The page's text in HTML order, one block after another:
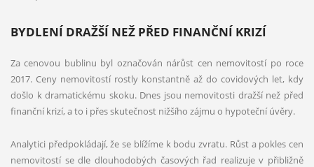
BYDLENÍ DRAŽŠÍ NEŽ PŘED FINANČNÍ KRIZÍ
Za cenovou bublinu byl označován nárůst cen nemovitostí po roce
2017. Ceny nemovitostí rostly konstantně až do covidových let, kdy
došlo k dramatickému skoku. Dnes jsou nemovitosti dražší než před
finanční krizí, a to i přes skutečnost nižšího zájmu o hypoteční úvěry.
Analytici předpokládají, že se blížíme k bodu zvratu. Růst a pokles cen
nemovitostí se dle dlouhodobých časových řad realizuje v přibližně